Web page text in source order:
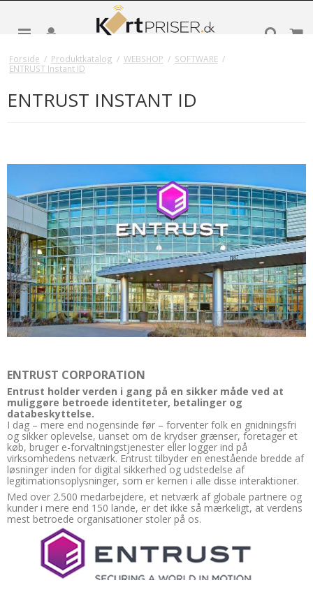
Forside / Produktkatalog / WEBSHOP / SOFTWARE /
ENTRUST Instant ID
ENTRUST INSTANT ID
ENTRUST CORPORATION
Entrust holder verden i gang på en sikker måde ved at
muliggøre betroede identiteter, betalinger og
databeskyttelse.
I dag – mere end nogensinde før – forventer folk en gnidningsfri
og sikker oplevelse, uanset om de krydser grænser, foretager et
køb, bruger e-forvaltningstjenester eller logger ind på
virksomhedens netværk. Entrust tilbyder en enestående bredde af
løsninger inden for digital sikkerhed og udstedelse af
legitimationsoplysninger, som er kernen i alle disse interaktioner.
Med over 2.500 medarbejdere, et netværk af globale partnere og
kunder i mere end 150 lande, er det ikke så mærkeligt, at verdens
mest betroede organisationer stoler på os.